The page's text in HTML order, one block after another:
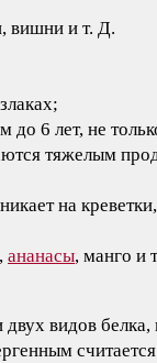
вишни и т. Д.
до 6 лет, не
тяжелым
на
ананасы, манго и
двух видов